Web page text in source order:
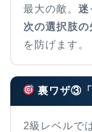
最大の敵。 迷
次の選択肢
を防げます。
裏ワザ③「
2級レベルで